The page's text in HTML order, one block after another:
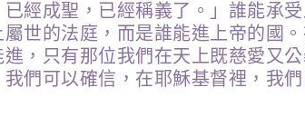
經成聖，已經稱義了。」誰能承
屬世的法庭，而是誰能進上帝的國
，只有那位我們在天上既慈愛又
們可以確信，在耶穌基督裡，我